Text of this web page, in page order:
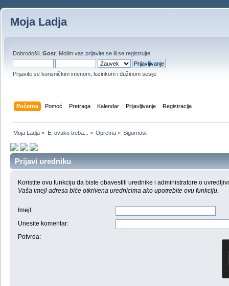
Moja Ladja
Dobrodošli, Gost . Molim vas prijavite se ili se registrujte
Prijavite se korisničkim imenom, lozinkom i dužinom sesije
Početna Pomoć Pretraga Kalendar Prijavljivanje Registracija
Moja Ladja » E, ovako treba... » Oprema» Sigurnost
Prijavi uredniku
Koristite ovu funkciju da biste obavestili urednike i administratore o
Vaša imejl adresa biće otkrivena urednicima ako upotrebite ovu funkciju.
Imejl :
Unesite komentar:
Potvrda: